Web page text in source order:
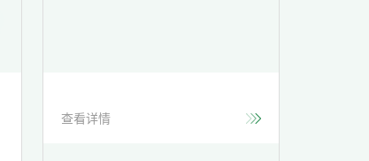
查看详情